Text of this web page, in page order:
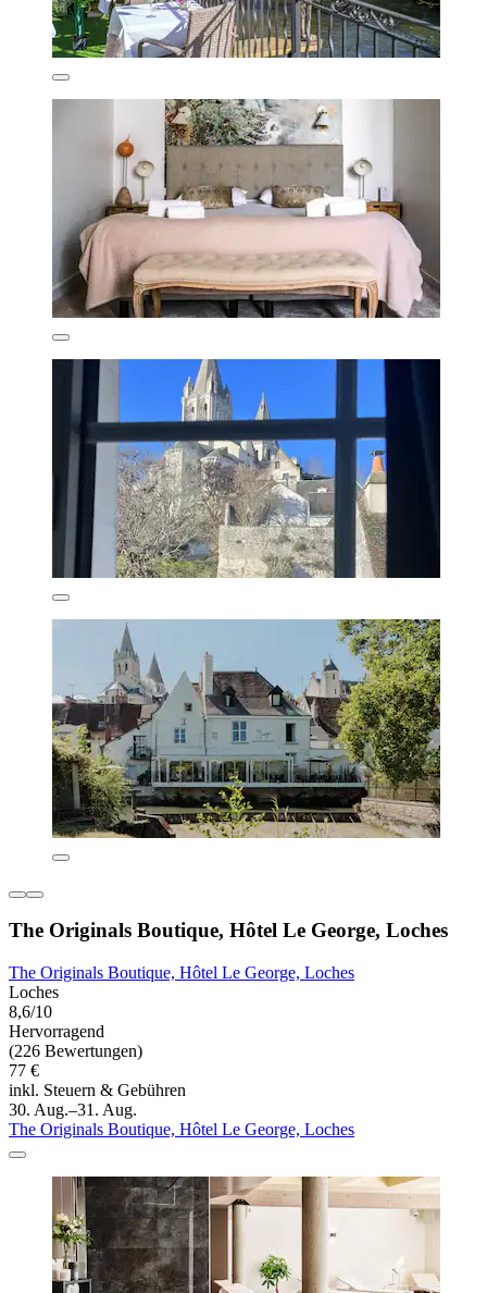
The Originals Boutique, Hôtel Le George, Loches
The Originals Boutique, Hôtel Le George, Loches
Loches
8,6/10
Hervorragend
(226 Bewertungen)
77 €
inkl. Steuern & Gebühren
30. Aug.–31. Aug.
The Originals Boutique, Hôtel Le George, Loches